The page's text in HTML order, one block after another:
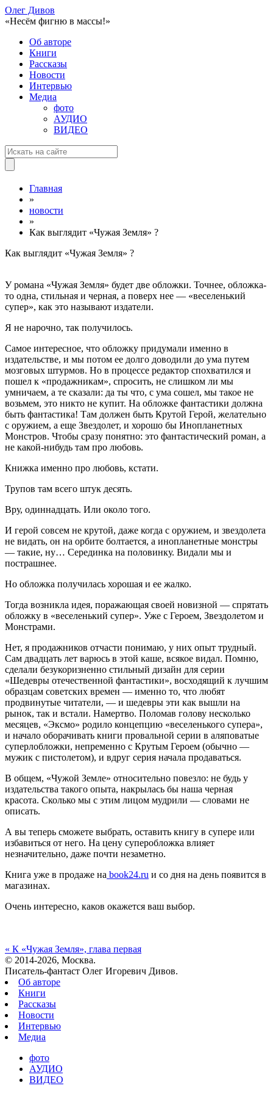
Олег Дивов
«Несём фигню в массы!»
Об авторе
Книги
Рассказы
Новости
Интервью
Медиа
фото
АУДИО
ВИДЕО
Главная
»
новости
»
Как выглядит «Чужая Земля» ?
Как выглядит «Чужая Земля» ?
У романа «Чужая Земля» будет две обложки. Точнее, обложка-
то одна, стильная и черная, а поверх нее — «веселенький
супер», как это называют издатели.
Я не нарочно, так получилось.
Самое интересное, что обложку придумали именно в
издательстве, и мы потом ее долго доводили до ума путем
мозговых штурмов. Но в процессе редактор спохватился и
пошел к «продажникам», спросить, не слишком ли мы
умничаем, а те сказали: да ты что, с ума сошел, мы такое не
возьмем, это никто не купит. На обложке фантастики должна
быть фантастика! Там должен быть Крутой Герой, желательно
с оружием, а еще Звездолет, и хорошо бы Инопланетных
Монстров. Чтобы сразу понятно: это фантастический роман, а
не какой-нибудь там про любовь.
Книжка именно про любовь, кстати.
Трупов там всего штук десять.
Вру, одиннадцать. Или около того.
И герой совсем не крутой, даже когда с оружием, и звездолета
не видать, он на орбите болтается, а инопланетные монстры
— такие, ну… Серединка на половинку. Видали мы и
пострашнее.
Но обложка получилась хорошая и ее жалко.
Тогда возникла идея, поражающая своей новизной — спрятать
обложку в «веселенький супер». Уже с Героем, Звездолетом и
Монстрами.
Нет, я продажников отчасти понимаю, у них опыт трудный.
Сам двадцать лет варюсь в этой каше, всякое видал. Помню,
сделали безукоризненно стильный дизайн для серии
«Шедевры отечественной фантастики», восходящий к лучшим
образцам советских времен — именно то, что любят
продвинутые читатели, — и шедевры эти как вышли на
рынок, так и встали. Намертво. Поломав голову несколько
месяцев, «Эксмо» родило концепцию «веселенького супера»,
и начало оборачивать книги провальной серии в аляповатые
суперлобложки, непременно с Крутым Героем (обычно —
мужик с пистолетом), и вдруг серия начала продаваться.
В общем, «Чужой Земле» относительно повезло: не будь у
издательства такого опыта, накрылась бы наша черная
красота. Сколько мы с этим лицом мудрили — словами не
описать.
А вы теперь сможете выбрать, оставить книгу в супере или
избавиться от него. На цену суперобложка влияет
незначительно, даже почти незаметно.
Книга уже в продаже на book24.ru и со дня на день появится в
магазинах.
Очень интересно, каков окажется ваш выбор.
« К «Чужая Земля», глава первая
© 2014-2026, Москва.
Писатель-фантаст Олег Игоревич Дивов.
Об авторе
Книги
Рассказы
Новости
Интервью
Медиа
фото
АУДИО
ВИДЕО